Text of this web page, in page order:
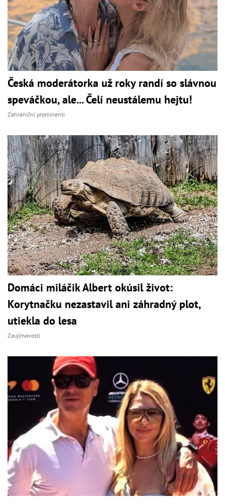
Česká moderátorka už roky randí so slávnou
speváčkou, ale... Čelí neustálemu hejtu!
Zahraniční prominenti
Domáci miláčik Albert okúsil život:
Korytnačku nezastavil ani záhradný plot,
utiekla do lesa
Zaujímavosti